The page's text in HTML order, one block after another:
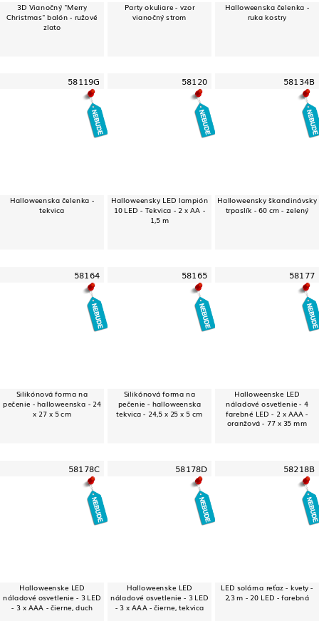
3D Vianočný "Merry
Christmas" balón - ružové
zlato
Party okuliare - vzor
vianočný strom
Halloweenska čelenka -
ruka kostry
58119G
Halloweenska čelenka -
tekvica
58120
Halloweensky LED lampión
10 LED - Tekvica - 2 x AA -
1,5 m
58134B
Halloweensky škandinávsky
trpaslík - 60 cm - zelený
58164
Silikónová forma na
pečenie - halloweenska - 24
x 27 x 5 cm
58165
Silikónová forma na
pečenie - halloweenska
tekvica - 24,5 x 25 x 5 cm
58177
Halloweenske LED
náladové osvetlenie - 4
farebné LED - 2 x AAA -
oranžová - 77 x 35 mm
58178C
Halloweenske LED
náladové osvetlenie - 3 LED
- 3 x AAA - čierne, duch
58178D
Halloweenske LED
náladové osvetlenie - 3 LED
- 3 x AAA - čierne, tekvica
58218B
LED solárna reťaz - kvety -
2,3 m - 20 LED - farebná